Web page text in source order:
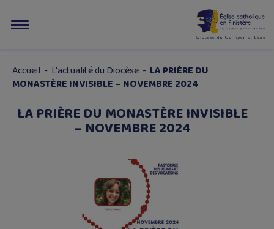
Accueil - L'actualité du Diocèse - LA PRIÈRE DU
MONASTÈRE INVISIBLE – NOVEMBRE 2024
LA PRIÈRE DU MONASTÈRE INVISIBLE
– NOVEMBRE 2024